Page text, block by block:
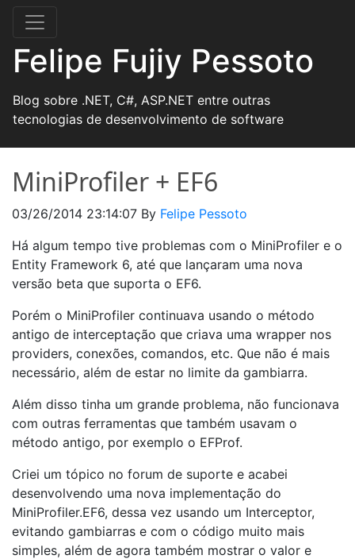
Felipe Fujiy Pessoto
Blog sobre .NET, C#, ASP.NET entre outras
tecnologias de desenvolvimento de software
MiniProfiler + EF6
03/26/2014 23:14:07 By Felipe Pessoto
Há algum tempo tive problemas com o MiniProfiler e o
Entity Framework 6, até que lançaram uma nova
versão beta que suporta o EF6.
Porém o MiniProfiler continuava usando o método
antigo de interceptação que criava uma wrapper nos
providers, conexões, comandos, etc. Que não é mais
necessário, além de estar no limite da gambiarra.
Além disso tinha um grande problema, não funcionava
com outras ferramentas que também usavam o
método antigo, por exemplo o EFProf.
Criei um tópico no forum de suporte e acabei
desenvolvendo uma nova implementação do
MiniProfiler.EF6, dessa vez usando um Interceptor,
evitando gambiarras e com o código muito mais
simples, além de agora também mostrar o valor e